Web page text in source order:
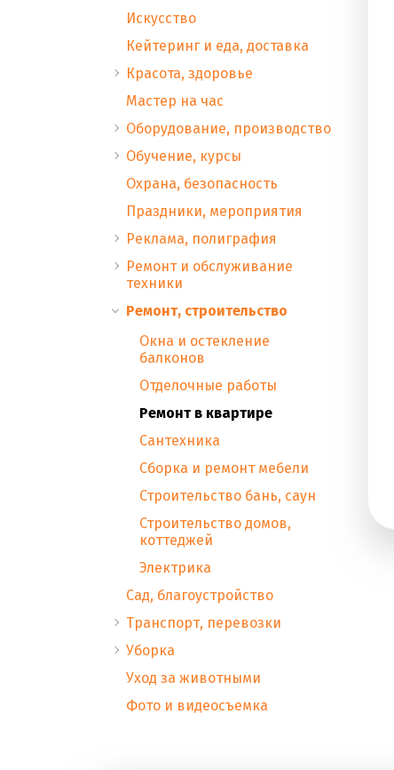
Искусство
Кейтеринг и еда, доставка
Красота, здоровье
Мастер на час
Оборудование, производство
Обучение, курсы
Охрана, безопасность
Праздники, мероприятия
Реклама, полиграфия
Ремонт и обслуживание
техники
Ремонт, строительство
Окна и остекление
балконов
Отделочные работы
Ремонт в квартире
Сантехника
Сборка и ремонт мебели
Строительство бань, саун
Строительство домов,
коттеджей
Электрика
Сад, благоустройство
Транспорт, перевозки
Уборка
Уход за животными
Фото и видеосъемка